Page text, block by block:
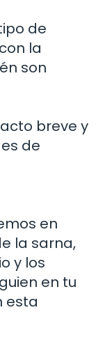
de
la
son
breve y
de
en
la sarna,
y los
en tu
esta